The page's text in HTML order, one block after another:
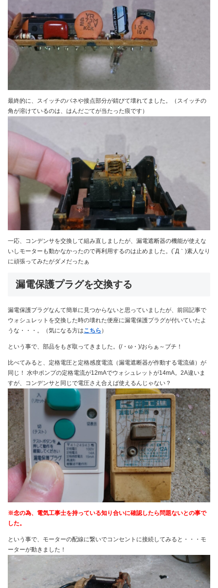
最終的に、スイッチのバネや接点部分が錆びて壊れてました。（スイッチの
角が溶けているのは、はんだごてが当たった痕です）
一応、コンデンサを交換して組み直しましたが、漏電遮断器の機能が使えな
いしモーターも動かなかったので再利用するのは止めました。(´Д｀)素人なり
に頑張ってみたがダメだったぁ
漏電保護プラグを交換する
漏電保護プラグなんて簡単に見つからないと思っていましたが、前回記事で
ウォシュレットを交換した時の壊れた便座に漏電保護プラグが付いていたよ
うな・・・。（気になる方はこちら ）
という事で、部品をもぎ取ってきました。(/・ω・)/おらぁ～ブチ！
比べてみると、定格電圧と定格感度電流（漏電遮断器が作動する電流値）が
同じ！ 水中ポンプの定格電流が12mAでウォシュレットが14mA。2A違いま
すが、コンデンサと同じで電圧さえ合えば使えるんじゃない？
※念の為、電気工事士を持っている知り合いに確認したら問題ないとの事で
した。
という事で、モーターの配線に繋いでコンセントに接続してみると・・・モ
ーターが動きました！